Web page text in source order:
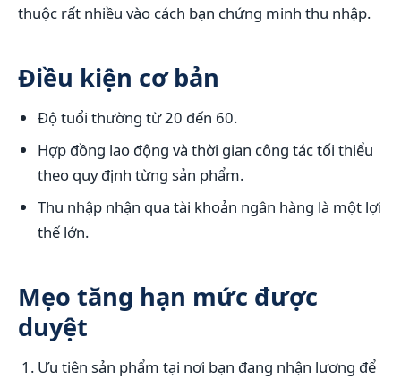
thuộc rất nhiều vào cách bạn chứng minh thu nhập.
Điều kiện cơ bản
Độ tuổi thường từ 20 đến 60.
Hợp đồng lao động và thời gian công tác tối thiểu
theo quy định từng sản phẩm.
Thu nhập nhận qua tài khoản ngân hàng là một lợi
thế lớn.
Mẹo tăng hạn mức được
duyệt
Ưu tiên sản phẩm tại nơi bạn đang nhận lương để